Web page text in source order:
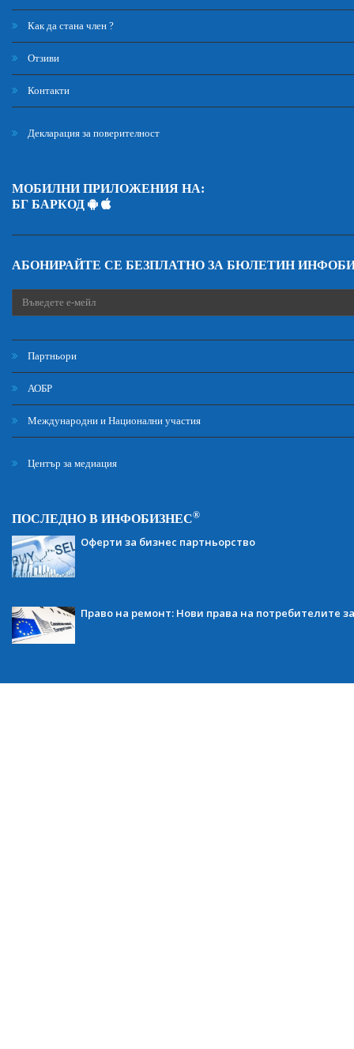
Как да стана член ?
Отзиви
Контакти
Декларация за поверителност
МОБИЛНИ ПРИЛОЖЕНИЯ НА:
БГ БАРКОД
АБОНИРАЙТЕ СЕ БЕЗПЛАТНО ЗА БЮЛЕТИН
Партньори
АОБР
Международни и Национални участия
Център за медиация
ПОСЛЕДНО В ИНФОБИЗНЕС®
Оферти за бизнес партньорство
Право на ремонт: Нови права на потребителите